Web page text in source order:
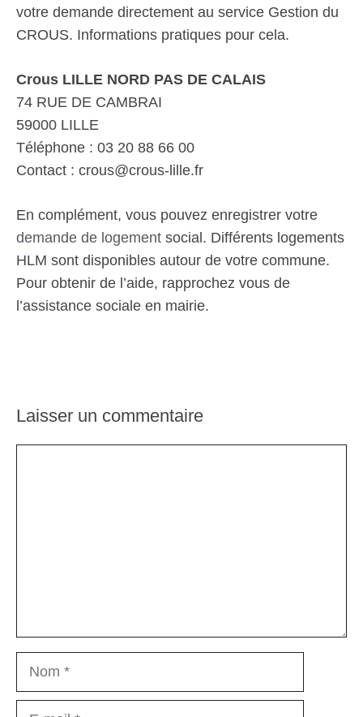
votre demande directement au service Gestion du
CROUS. Informations pratiques pour cela.
Crous LILLE NORD PAS DE CALAIS
74 RUE DE CAMBRAI
59000 LILLE
Téléphone : 03 20 88 66 00
Contact : crous@crous-lille.fr
En complément, vous pouvez enregistrer votre
demande de logement social. Différents logements
HLM sont disponibles autour de votre commune.
Pour obtenir de l’aide, rapprochez vous de
l’assistance sociale en mairie.
Laisser un commentaire
Nom